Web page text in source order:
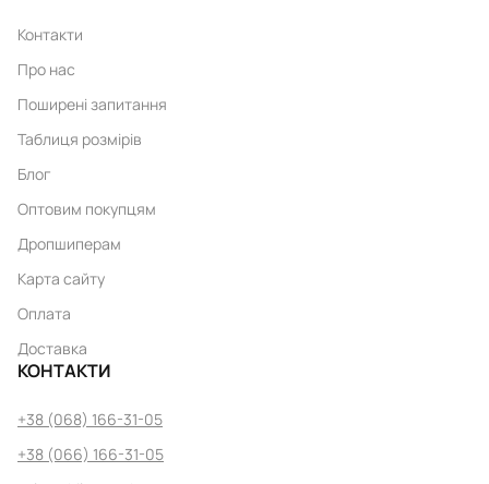
Контакти
Про нас
Поширені запитання
Таблиця розмірів
Блог
Оптовим покупцям
Дропшиперам
Карта сайту
Оплата
Доставка
КОНТАКТИ
+38 (068) 166-31-05
+38 (066) 166-31-05